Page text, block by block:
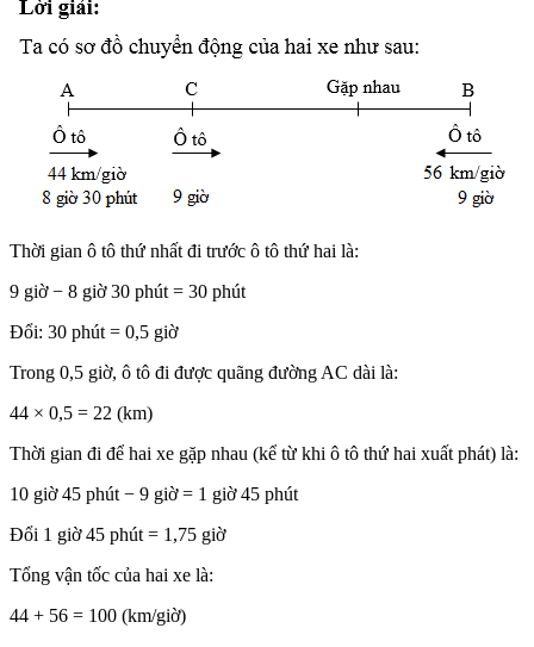
Thời gian ô tô thứ nhất đi trước ô tô thứ hai là:
9 giờ − 8 giờ 30 phút = 30 phút
Đổi: 30 phút = 0,5 giờ
Trong 0,5 giờ, ô tô đi được quãng đường AC dài là:
44 × 0,5 = 22 (km)
Thời gian đi để hai xe gặp nhau (kể từ khi ô tô thứ hai xuất phát) là:
10 giờ 45 phút − 9 giờ = 1 giờ 45 phút
Đổi 1 giờ 45 phút = 1,75 giờ
Tổng vận tốc của hai xe là:
44 + 56 = 100 (km/giờ)